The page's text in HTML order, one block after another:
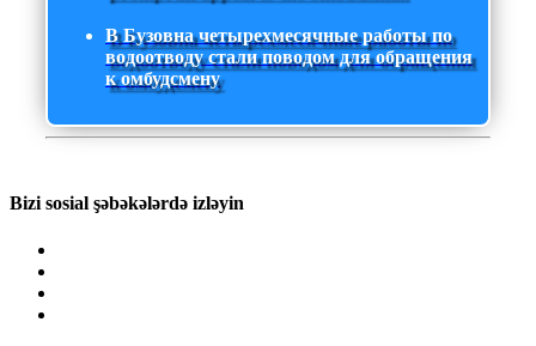
В Бузовна четырехмесячные работы по
водоотводу стали поводом для обращения
к омбудсмену
Bizi sosial şəbəkələrdə izləyin